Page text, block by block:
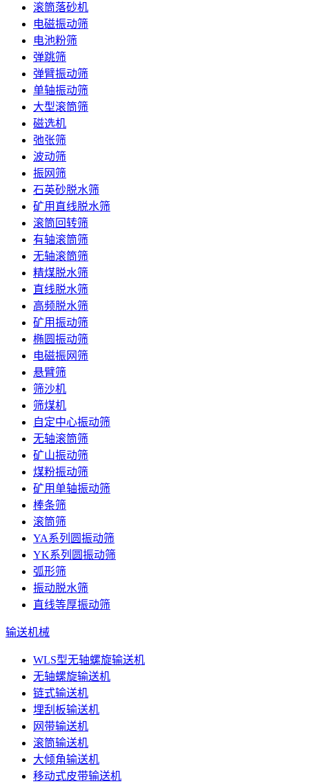
滚筒落砂机
电磁振动筛
电池粉筛
弹跳筛
弹臂振动筛
单轴振动筛
大型滚筒筛
磁选机
弛张筛
波动筛
振网筛
石英砂脱水筛
矿用直线脱水筛
滚筒回转筛
有轴滚筒筛
无轴滚筒筛
精煤脱水筛
直线脱水筛
高频脱水筛
矿用振动筛
椭圆振动筛
电磁振网筛
悬臂筛
筛沙机
筛煤机
自定中心振动筛
无轴滚筒筛
矿山振动筛
煤粉振动筛
矿用单轴振动筛
棒条筛
滚筒筛
YA系列圆振动筛
YK系列圆振动筛
弧形筛
振动脱水筛
直线等厚振动筛
输送机械
WLS型无轴螺旋输送机
无轴螺旋输送机
链式输送机
埋刮板输送机
网带输送机
滚筒输送机
大倾角输送机
移动式皮带输送机